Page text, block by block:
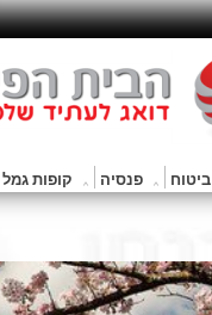
ביטוח פנסיה קופות גמל